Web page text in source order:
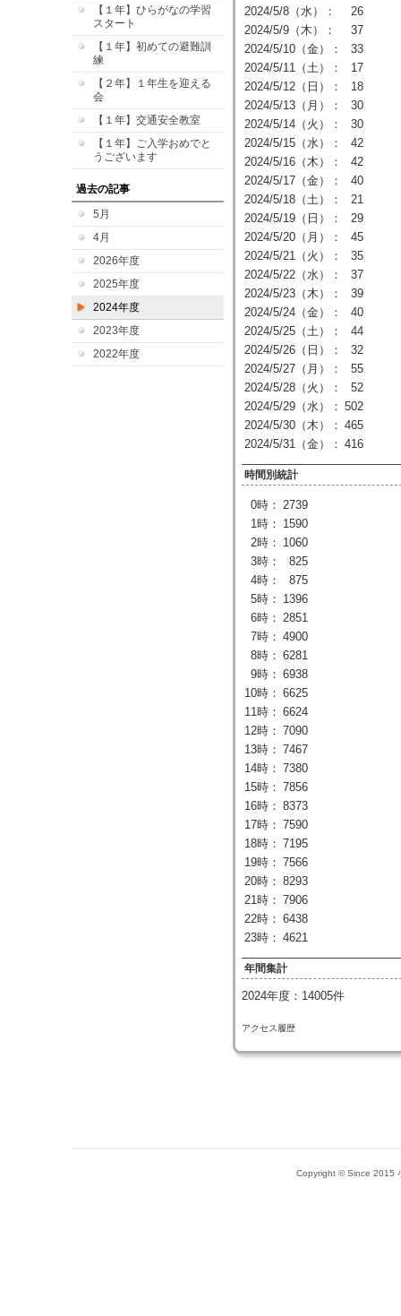
【１年】ひらがなの学習
スタート
【１年】初めての避難訓
練
【２年】１年生を迎える
会
【１年】交通安全教室
【１年】ご入学おめでと
うございます
過去の記事
5月
4月
2026年度
2025年度
2024年度
2023年度
2022年度
2024/5/8（水）：
26
2024/5/9（木）：
37
2024/5/10（金）：
33
2024/5/11（土）：
17
2024/5/12（日）：
18
2024/5/13（月）：
30
2024/5/14（火）：
30
2024/5/15（水）：
42
2024/5/16（木）：
42
2024/5/17（金）：
40
2024/5/18（土）：
21
2024/5/19（日）：
29
2024/5/20（月）：
45
2024/5/21（火）：
35
2024/5/22（水）：
37
2024/5/23（木）：
39
2024/5/24（金）：
40
2024/5/25（土）：
44
2024/5/26（日）：
32
2024/5/27（月）：
55
2024/5/28（火）：
52
2024/5/29（水）： 502
2024/5/30（木）： 465
2024/5/31（金）： 416
時間別統計
0時： 2739
1時： 1590
2時： 1060
3時：
825
4時：
875
5時： 1396
6時： 2851
7時： 4900
8時： 6281
9時： 6938
10時： 6625
11時： 6624
12時： 7090
13時： 7467
14時： 7380
15時： 7856
16時： 8373
17時： 7590
18時： 7195
19時： 7566
20時： 8293
21時： 7906
22時： 6438
23時： 4621
年間集計
2024年度：14005件
アクセス履歴
Copyright © Since 2015